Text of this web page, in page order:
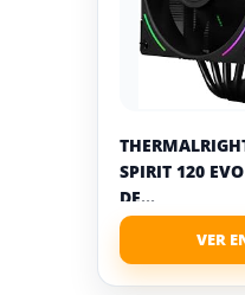
SPIRIT 120
DE...